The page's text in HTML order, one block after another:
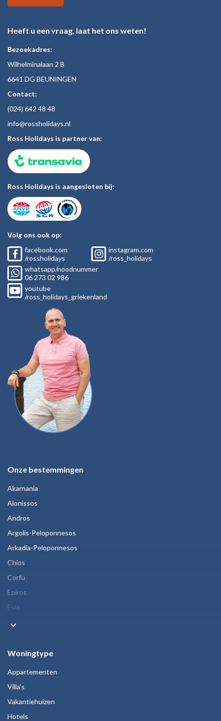
Heeft u een vraag, laat het ons weten!
Bezoekadres:
Wilhelminalaan 2 B
6641 DG BEUNINGEN
Contact:
(024) 642 48 48
info@rossholidays.nl
Ross Holidays is partner van:
Ross Holidays is aangesloten bij:
Volg ons ook op:
facebook.com
/rossholidays
instagram.com
/ross_holidays
whatsapp/noodnummer
06 273 02 986
youtube
/ross_holidays_griekenland
Onze bestemmingen
Akarnania
Alonissos
Andros
Argolis-Peloponnesos
Arkadia-Peloponnesos
Chios
Corfu
Epiros
Evia
keyboard_arrow_down
Woningtype
Appartementen
Villa's
Vakantiehuizen
Hotels